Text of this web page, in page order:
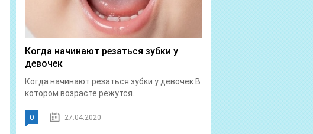
Когда начинают резаться зубки у
девочек
Когда начинают резаться зубки у девочек В
котором возрасте режутся...
0 27.04.2020